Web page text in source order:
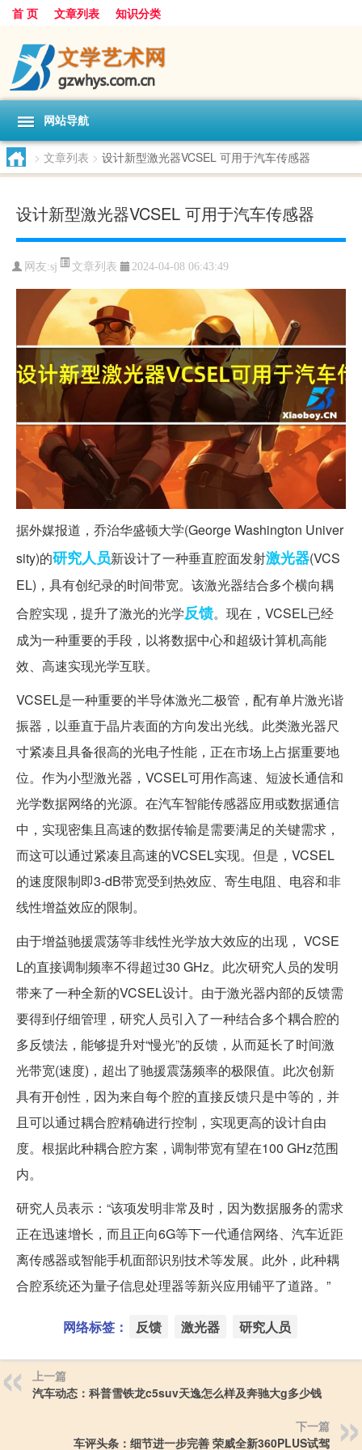
首 页 文章列表 知识分类
网站导航
> 文章列表 > 设计新型激光器VCSEL 可用于汽车传感器
设计新型激光器VCSEL 可用于汽车传感器
网友:sj 文章列表 2024-04-08 06:43:49
据外媒报道，乔治华盛顿大学(George Washington Univer
sity)的研究人员新设计了一种垂直腔面发射激光器(VCS
EL)，具有创纪录的时间带宽。该激光器结合多个横向耦
合腔实现，提升了激光的光学反馈。现在，VCSEL已经
成为一种重要的手段，以将数据中心和超级计算机高能
效、高速实现光学互联。
VCSEL是一种重要的半导体激光二极管，配有单片激光谐
振器，以垂直于晶片表面的方向发出光线。此类激光器尺
寸紧凑且具备很高的光电子性能，正在市场上占据重要地
位。作为小型激光器，VCSEL可用作高速、短波长通信和
光学数据网络的光源。在汽车智能传感器应用或数据通信
中，实现密集且高速的数据传输是需要满足的关键需求，
而这可以通过紧凑且高速的VCSEL实现。但是，VCSEL
的速度限制即3-dB带宽受到热效应、寄生电阻、电容和非
线性增益效应的限制。
由于增益驰援震荡等非线性光学放大效应的出现， VCSE
L的直接调制频率不得超过30 GHz。此次研究人员的发明
带来了一种全新的VCSEL设计。由于激光器内部的反馈需
要得到仔细管理，研究人员引入了一种结合多个耦合腔的
多反馈法，能够提升对“慢光”的反馈，从而延长了时间激
光带宽(速度)，超出了驰援震荡频率的极限值。此次创新
具有开创性，因为来自每个腔的直接反馈只是中等的，并
且可以通过耦合腔精确进行控制，实现更高的设计自由
度。根据此种耦合腔方案，调制带宽有望在100 GHz范围
内。
研究人员表示：“该项发明非常及时，因为数据服务的需求
正在迅速增长，而且正向6G等下一代通信网络、汽车近距
离传感器或智能手机面部识别技术等发展。此外，此种耦
合腔系统还为量子信息处理器等新兴应用铺平了道路。”
网络标签： 反馈 激光器 研究人员
上一篇
汽车动态：科普雪铁龙c5suv天逸怎么样及奔驰大g多少钱
下一篇
车评头条：细节进一步完善 荣威全新360PLUS试驾